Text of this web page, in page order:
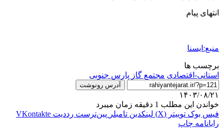
انتهای پیام
منبع:ایسنا
برچسب ها
استانی-اقتصادی مجتمع گاز پارس جنوبی
آدرس رونوشت
۱۴۰۳/۰۸/۲۱
خواندن این مطلب 1 دقیقه زمان میبرد
فیس بوک توییتر (X) لینکدین ‫تامبلر ‫پین‌ترست ‫رددیت ‫VKontakte
رایانامه چاپ